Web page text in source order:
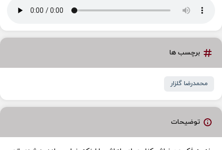
برچسب ها
محمدرضا گلزار
توضیحات